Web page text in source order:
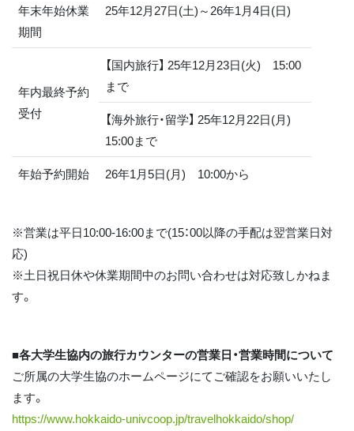
年末年始休業
期間
25年12月27日(土)～26年1月4日(日)
年内最終予約
受付
【国内旅行】 25年12月23日(火) 15:00
まで
【海外旅行・留学】 25年12月22日(月)
15:00まで
年始予約開始
26年1月5日(月) 10:00から
※営業は平日10:00-16:00まで(15：00以降の手配は翌営業日対
応)
※土日祝日休や休業期間中のお問い合わせは対応致しかねま
す。
■各大学生協内の旅行カウンターの営業日・営業時間について
ご所属の大学生協のホームページにてご確認をお願いいたし
ます。
https://www.hokkaido-univcoop.jp/travelhokkaido/shop/